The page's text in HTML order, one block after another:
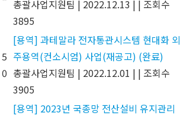
총괄사업지원팀 | 2022.12.13 | | 조회수
3895
5
0
[용역] 과테말라 전자통관시스템 현대화 외
주용역(컨소시엄) 사업(재공고) (완료)
총괄사업지원팀 | 2022.12.01 | | 조회수
3905
[용역] 2023년 국종망 전산설비 유지관리